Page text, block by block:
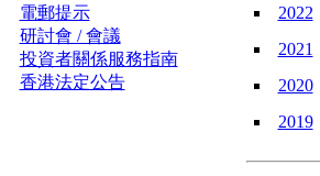
電郵提示
研討會 / 會議
投資者關係服務指南
香港法定公告
2022
2021
2020
2019